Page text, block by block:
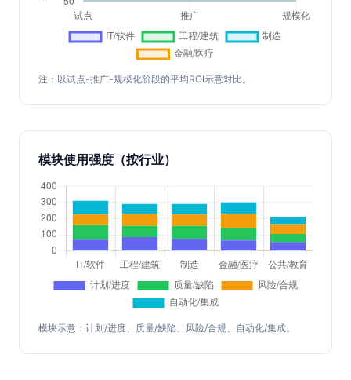
注：以试点-推广-规模化阶段的平均ROI示意对比。
模块使用强度（按行业）
模块示意：计划/进度、质量/缺陷、风险/合规、自动化/集成。